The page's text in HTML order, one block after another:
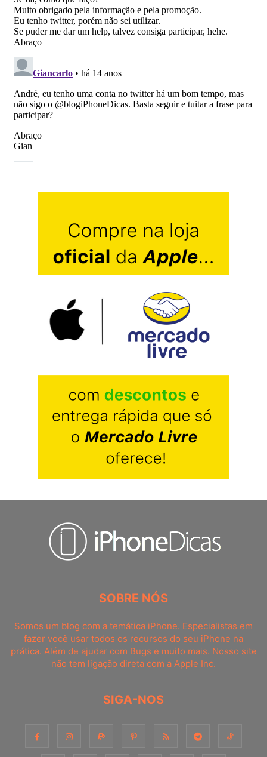
SOBRE NÓS
Somos um blog com a temática iPhone. Especialistas em
fazer você usar todos os recursos do seu iPhone na
prática. Além de ajudar com Bugs e muito mais. Nosso site
não tem ligação direta com a Apple Inc.
SIGA-NOS